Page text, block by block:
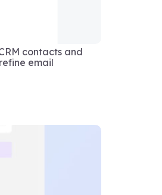
contacts and
email